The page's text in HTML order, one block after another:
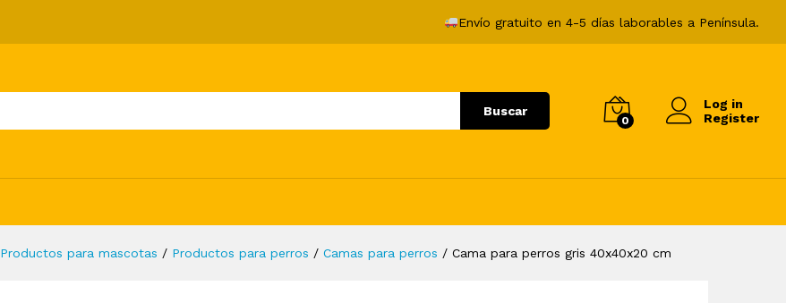
Envío gratuito en 4-5 días laborables a Península.
Buscar
0
Log in
Register
Productos para mascotas / Productos para perros / Camas para perros / Cama para perros gris 40x40x20 cm
24,99€ Añadir al carrito